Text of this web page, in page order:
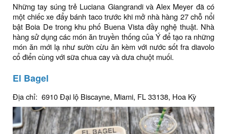
Những tay súng trẻ Luciana Giangrandi và Alex Meyer đã có
một chiếc xe đẩy bánh taco trước khi mở nhà hàng 27 chỗ nổi
bật Boia De trong khu phố Buena Vista đầy nghệ thuật. Nhà
hàng sử dụng các món ăn truyền thống của Ý để tạo ra những
món ăn mới lạ như sườn cừu ăn kèm với nước sốt fra diavolo
cổ điển cùng với sữa chua cay và dưa chuột muối.
El Bagel
Địa chỉ: 6910 Đại lộ Biscayne, Miami, FL 33138, Hoa Kỳ